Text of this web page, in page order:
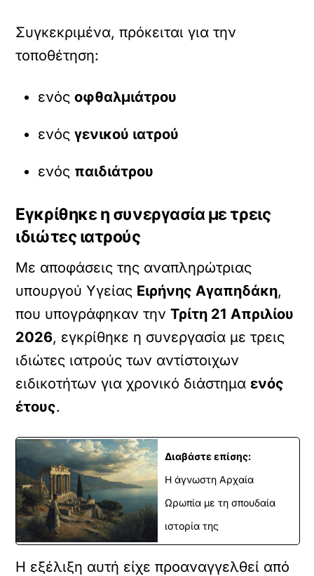
Συγκεκριμένα, πρόκειται για την
τοποθέτηση:
ενόςοφθαλμιάτρου
ενόςγενικού ιατρού
ενός παιδιάτρου
Εγκρίθηκε η συνεργασία με τρεις
ιδιώτες ιατρούς
Με αποφάσεις της αναπληρώτριας
υπουργού Υγείας Ειρήνης Αγαπηδάκη,
που υπογράφηκαν τηνΤρίτη 21 Απριλίου
2026, εγκρίθηκε η συνεργασία με τρεις
ιδιώτες ιατρούς των αντίστοιχων
ειδικοτήτων για χρονικό διάστημαενός
έτους.
Διαβάστε επίσης:
Η άγνωστη Αρχαία
Ωρωπία με τη σπουδαία
ιστορία της
Η εξέλιξη αυτή είχε προαναγγελθεί από